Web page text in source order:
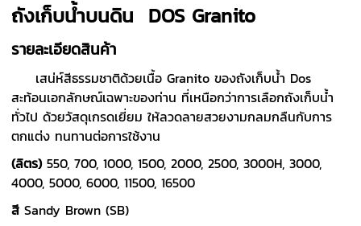
ถังเก็บน้ำบนดิน DOS Granito
รายละเอียดสินค้า
เสน่ห์สีธรรมชาติด้วยเนื้อ Granito ของถังเก็บน้ำ Dos
สะท้อนเอกลักษณ์เฉพาะของท่าน ที่เหนือกว่าการเลือกถังเก็บน้ำ
ทั่วไป ด้วยวัสดุเกรดเยี่ยม ให้ลวดลายสวยงามกลมกลืนกับการ
ตกแต่ง ทนทานต่อการใช้งาน
(ลิตร)550, 700, 1000, 1500, 2000, 2500, 3000H, 3000,
4000, 5000, 6000, 11500, 16500
สี Sandy Brown (SB)